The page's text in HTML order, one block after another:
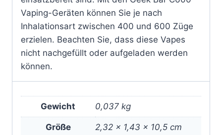
Vaping-Geräten können Sie je nach
Inhalationsart zwischen 400 und 600 Züge
erzielen. Beachten Sie, dass diese Vapes
nicht nachgefüllt oder aufgeladen werden
können.
Gewicht 0,037 kg
Größe 2,32 × 1,43 × 10,5 cm